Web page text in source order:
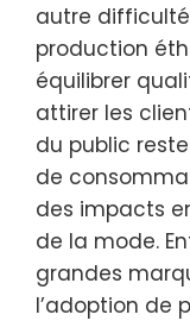
autre
production
équilibrer
attirer les
du public
de
des impacts
de la mode.
grandes
l’adoption de